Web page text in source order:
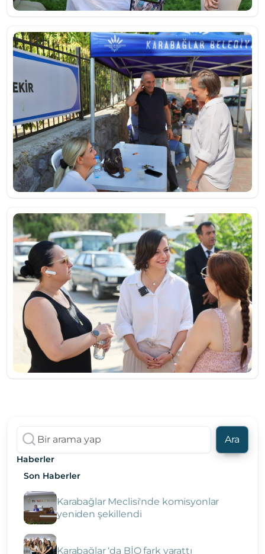
Ara
Haberler
Son Haberler
Karabağlar Meclisi'nde komisyonlar
yeniden şekillendi
Karabağlar ‘da BİO fark yarattı